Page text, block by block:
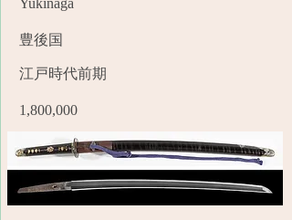
Yukinaga
豊後国
江戸時代前期
1,800,000